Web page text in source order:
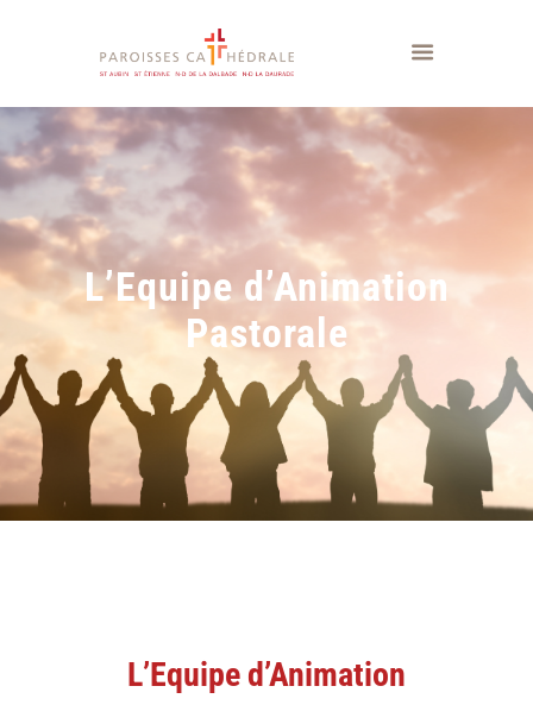
L’Equipe d’Animation
Pastorale
L’Equipe d’Animation